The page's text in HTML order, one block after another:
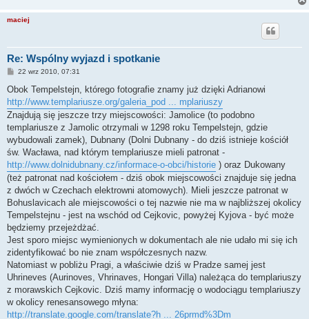
maciej
Re: Wspólny wyjazd i spotkanie
P
s
22 wrz 2010, 07:31
Obok Tempelstejn, którego fotografie znamy już dzięki Adrianowi
http://www.templariusze.org/galeria_pod ... mplariuszy
Znajdują się jeszcze trzy miejscowości: Jamolice (to podobno
templariusze z Jamolic otrzymali w 1298 roku Tempelstejn, gdzie
wybudowali zamek), Dubnany (Dolni Dubnany - do dziś istnieje kościół
św. Wacława, nad którym templariusze mieli patronat -
http://www.dolnidubnany.cz/informace-o-obci/historie ) oraz Dukowany
(też patronat nad kościołem - dziś obok miejscowości znajduje się jedna
z dwóch w Czechach elektrowni atomowych). Mieli jeszcze patronat w
Bohuslavicach ale miejscowości o tej nazwie nie ma w najbliższej okolicy
Tempelstejnu - jest na wschód od Cejkovic, powyżej Kyjova - być może
będziemy przejeżdżać.
Jest sporo miejsc wymienionych w dokumentach ale nie udało mi się ich
zidentyfikować bo nie znam współczesnych nazw.
Natomiast w pobliżu Pragi, a właściwie dziś w Pradze samej jest
Uhrineves (Aurinoves, Vhrinaves, Hongari Villa) należąca do templariuszy
z morawskich Cejkovic. Dziś mamy informację o wodociągu templariuszy
w okolicy renesansowego młyna:
http://translate.google.com/translate?h ... 26prmd%3Dm